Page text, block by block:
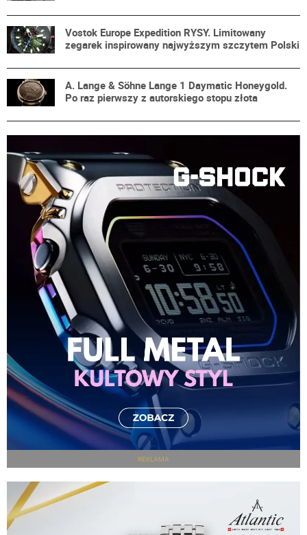
Vostok Europe Expedition RYSY. Limitowany
zegarek inspirowany najwyższym szczytem Polski
A. Lange & Söhne Lange 1 Daymatic Honeygold.
Po raz pierwszy z autorskiego stopu złota
REKLAMA